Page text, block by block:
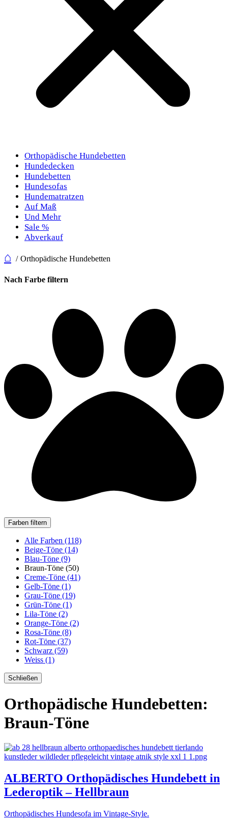
Orthopädische Hundebetten
Hundedecken
Hundebetten
Hundesofas
Hundematratzen
Auf Maß
Und Mehr
Sale %
Abverkauf
⌂ Orthopädische Hundebetten
Nach Farbe filtern
Farben filtern
Alle Farben (118)
Beige-Töne (14)
Blau-Töne (9)
Braun-Töne (50)
Creme-Töne (41)
Gelb-Töne (1)
Grau-Töne (19)
Grün-Töne (1)
Lila-Töne (2)
Orange-Töne (2)
Rosa-Töne (8)
Rot-Töne (37)
Schwarz (59)
Weiss (1)
Schließen
Orthopädische Hundebetten:
Braun-Töne
ALBERTO Orthopädisches Hundebett in
Lederoptik – Hellbraun
Orthopädisches Hundesofa im Vintage-Style.